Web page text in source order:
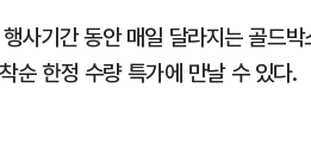
사기간 동안 매일 달라지는 골드
순 한정 수량 특가에 만날 수 있다.